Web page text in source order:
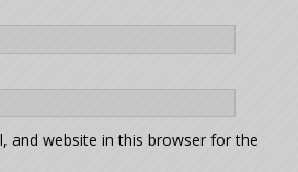
and website in this browser for the